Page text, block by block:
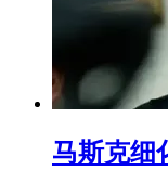
马斯克细